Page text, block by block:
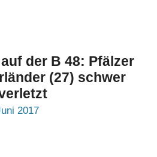
der B 48: Pfälzer
(27) schwer
2017